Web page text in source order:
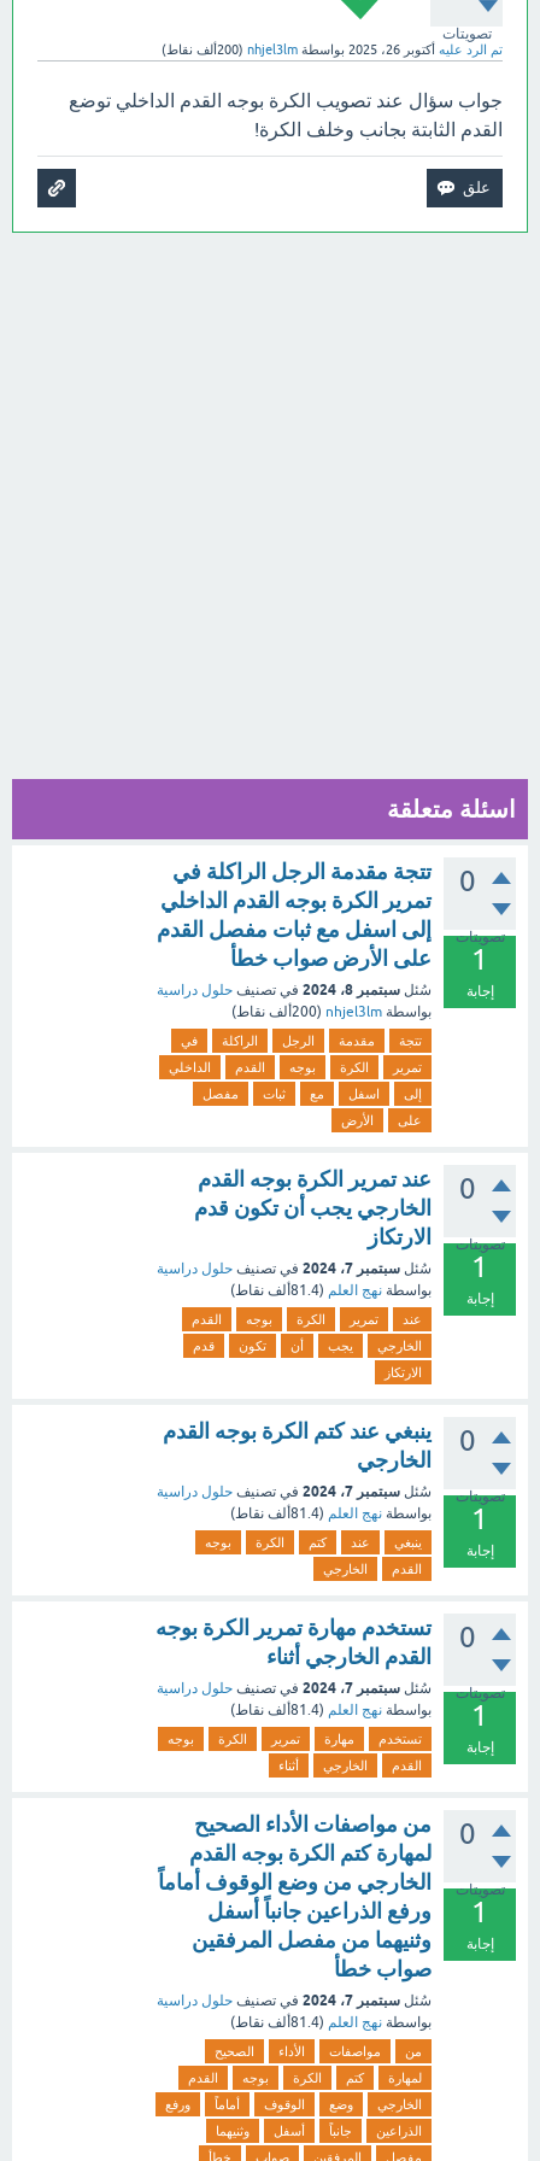
تصويتات
تم الرد عليه أكتوبر 26، 2025 بواسطة nhjel3lm
(200ألف نقاط)
جواب سؤال عند تصويب الكرة بوجه القدم الداخلي توضع
القدم الثابتة بجانب وخلف الكرة!
اسئلة متعلقة
0
تصويتات
1
إجابة
تتجة مقدمة الرجل الراكلة في
تمرير الكرة بوجه القدم الداخلي
إلى اسفل مع ثبات مفصل القدم
على الأرض صواب خطأ
سُئل سبتمبر 8، 2024 في تصنيف حلول دراسية
بواسطة nhjel3lm
(200ألف نقاط)
تتجة مقدمة الرجل الراكلة
في
تمرير
الكرة بوجه القدم
الداخلي
إلى
اسفل مع ثبات
مفصل
على
الأرض
0
تصويتات
1
إجابة
عند تمرير الكرة بوجه القدم
الخارجي يجب أن تكون قدم
الارتكاز
سُئل سبتمبر 7، 2024 في تصنيف حلول دراسية
بواسطة نهج العلم (81.4ألف نقاط)
عند تمرير الكرة بوجه
القدم
الخارجي
يجب أن تكون
قدم
الارتكاز
0
تصويتات
1
إجابة
ينبغي عند كتم الكرة بوجه القدم
الخارجي
سُئل سبتمبر 7، 2024 في تصنيف حلول دراسية
بواسطة نهج العلم (81.4ألف نقاط)
ينبغي عند كتم الكرة
بوجه
القدم
الخارجي
0
تصويتات
1
إجابة
تستخدم مهارة تمرير الكرة بوجه
القدم الخارجي أثناء
سُئل سبتمبر 7، 2024 في تصنيف حلول دراسية
بواسطة نهج العلم (81.4ألف نقاط)
تستخدم مهارة تمرير الكرة
بوجه
القدم
الخارجي أثناء
0
تصويتات
1
إجابة
من مواصفات الأداء الصحيح
لمهارة كتم الكرة بوجه القدم
الخارجي من وضع الوقوف أماماً
ورفع الذراعين جانباً أسفل
وثنيهما من مفصل المرفقين
صواب خطأ
سُئل سبتمبر 7، 2024 في تصنيف حلول دراسية
بواسطة نهج العلم (81.4ألف نقاط)
من مواصفات الأداء
الصحيح
لمهارة
كتم الكرة بوجه
القدم
الخارجي
وضع الوقوف أماماً
ورفع
الذراعين
جانباً أسفل
وثنيهما
مفصل
المرفقين صواب خطأ